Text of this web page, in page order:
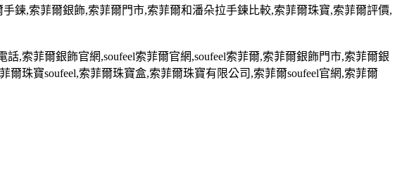
手鍊,索菲爾銀飾,索菲爾門市,索菲爾和潘朵拉手鍊比較,索菲爾珠寶,索菲爾評價,
話,索菲爾銀飾官網,soufeel索菲爾官網,soufeel索菲爾,索菲爾銀飾門市,索菲爾銀
爾珠寶soufeel,索菲爾珠寶盒,索菲爾珠寶有限公司 ,索菲爾soufeel官網,索菲爾